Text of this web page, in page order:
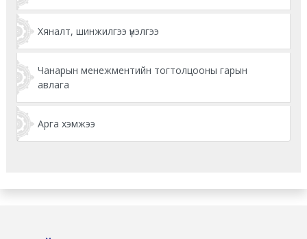
Хяналт, шинжилгээ үнэлгээ
Чанарын менежментийн тогтолцооны гарын
авлага
Арга хэмжээ